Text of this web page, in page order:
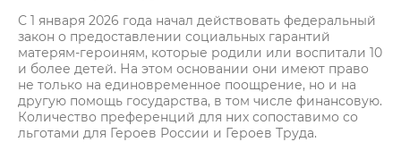
С 1 января 2026 года начал действовать федеральный
закон о предоставлении социальных гарантий
матерям-героиням, которые родили или воспитали 10
и более детей. На этом основании они имеют право
не только на единовременное поощрение, но и на
другую помощь государства, в том числе финансовую.
Количество преференций для них сопоставимо со
льготами для Героев России и Героев Труда.